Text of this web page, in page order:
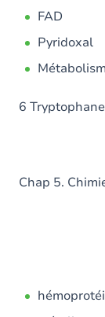
FAD
Pyridoxal
6 Tryptophane
Chap 5.